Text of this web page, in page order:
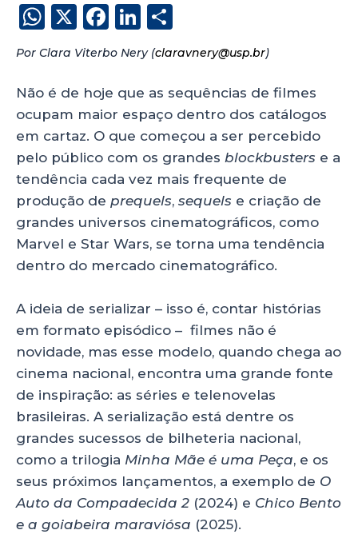
W
h
ts
A
p
p
X
F
a
e
b
o
o
k
Li
n
k
e
dI
n
h
re
Por Clara Viterbo Nery (claravnery@usp.br)
Não é de hoje que as sequências de filmes
ocupam maior espaço dentro dos catálogos
em cartaz. O que começou a ser percebido
pelo público com os grandes blockbusters e a
tendência cada vez mais frequente de
produção de prequels, sequels e criação de
grandes universos cinematográficos, como
Marvel e Star Wars, se torna uma tendência
dentro do mercado cinematográfico.
A ideia de serializar – isso é, contar histórias
em formato episódico – filmes não é
novidade, mas esse modelo, quando chega ao
cinema nacional, encontra uma grande fonte
de inspiração: as séries e telenovelas
brasileiras. A serialização está dentre os
grandes sucessos de bilheteria nacional,
como a trilogia Minha Mãe é uma Peça, e os
seus próximos lançamentos, a exemplo de O
Auto da Compadecida 2 (2024) e Chico Bento
e a goiabeira maraviósa (2025).